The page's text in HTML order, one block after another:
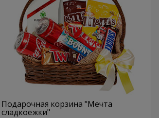
Подарочная корзина "Мечта
сладкоежки"